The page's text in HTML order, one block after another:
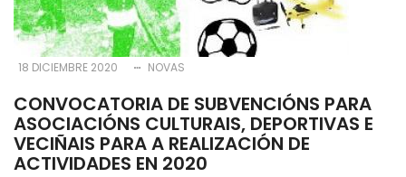
18 DICIEMBRE 2020 NOVAS
CONVOCATORIA DE SUBVENCIÓNS PARA
ASOCIACIÓNS CULTURAIS, DEPORTIVAS E
VECIÑAIS PARA A REALIZACIÓN DE
ACTIVIDADES EN 2020